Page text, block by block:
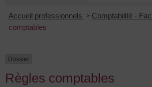
Accueil professionnels > Comptabilité -
comptables
Dossier
Règles comptables